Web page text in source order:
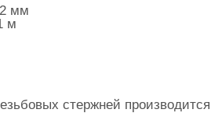
мм
м
стержней